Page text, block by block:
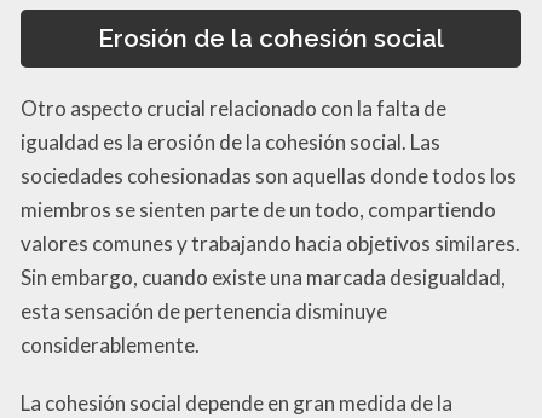
Erosión de la cohesión social
Otro aspecto crucial relacionado con la falta de
igualdad es la erosión de la cohesión social. Las
sociedades cohesionadas son aquellas donde todos los
miembros se sienten parte de un todo, compartiendo
valores comunes y trabajando hacia objetivos similares.
Sin embargo, cuando existe una marcada desigualdad,
esta sensación de pertenencia disminuye
considerablemente.
La cohesión social depende en gran medida de la